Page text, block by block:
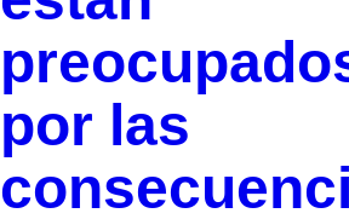
por las